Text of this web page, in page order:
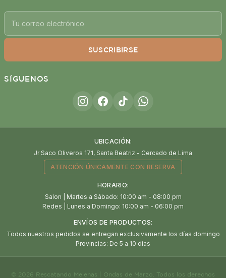
SUSCRIBIRSE
SÍGUENOS
UBICACIÓN:
Jr Saco Oliveros 171, Santa Beatriz - Cercado de Lima
ATENCIÓN ÚNICAMENTE CON RESERVA
HORARIO:
Salon | Martes a Sábado: 10:00 am - 08:00 pm
Redes | Lunes a Domingo: 10:00 am - 06:00 pm
ENVÍOS DE PRODUCTOS:
Todos nuestros pedidos se entregan exclusivamente los días domingo
Provincias: De 5 a 10 días
© 2026 Rescatando Melenas | Ondas de Marzo. Todos los derechos